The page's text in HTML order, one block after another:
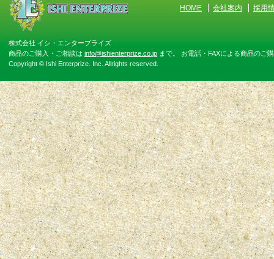
HOME 会社案内 採用
株式会社 イシ・エンタープライズ
商品のご購入・ご相談は info@ishienterprize.co.jp まで。 お電話・FAXによる商品の
Copyright © Ishi Enterprize. Inc. Allrights reserved.